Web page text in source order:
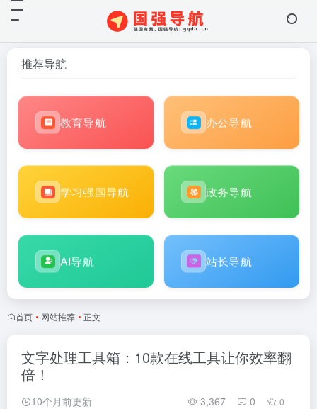
推荐导航
教育导航 办公导航
学习强国导航 政务导航
AI导航 站长导航
首页 • 网站推荐 • 正文
文字处理工具箱：10款在线工具让你效率翻
倍！
10个月前更新 3,367 0 0